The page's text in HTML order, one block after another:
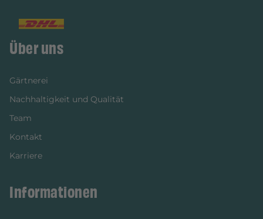
Über uns
Gärtnerei
Nachhaltigkeit und Qualität
Team
Kontakt
Karriere
Informationen